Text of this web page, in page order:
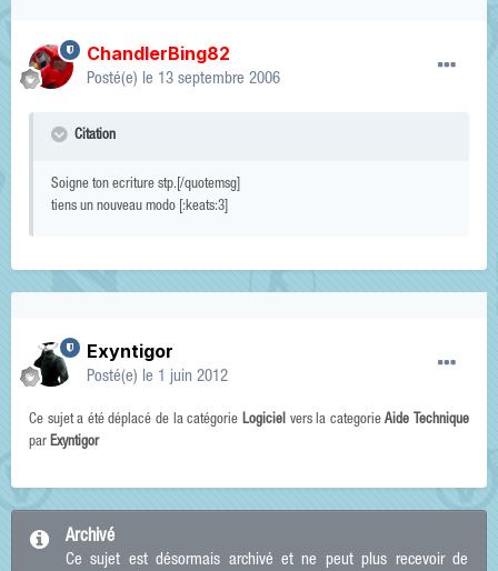
ChandlerBing82
Posté(e) le 13 septembre 2006
Citation
Soigne ton ecriture stp.[/quotemsg]
tiens un nouveau modo [:keats:3]
Exyntigor
Posté(e) le 1 juin 2012
Ce sujet a été déplacé de la catégorie Logicielvers la categorieAide Technique
par Exyntigor
Archivé
Ce sujet est désormais archivé et ne peut plus recevoir de